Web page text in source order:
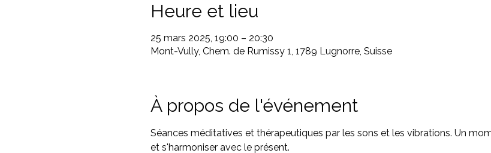
Heure et lieu
25 mars 2025, 19:00 – 20:30
Mont-Vully, Chem. de Rumissy 1, 1789 Lugnorre, Suisse
À propos de l'événement
Séances méditatives et thérapeutiques par les sons et les vibrations. Un
et s'harmoniser avec le présent.